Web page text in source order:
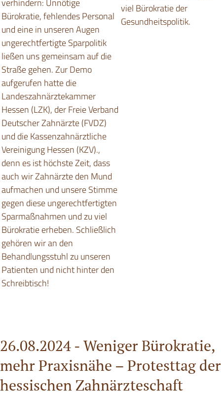
verhindern: Unnötige
Bürokratie, fehlendes Personal
und eine in unseren Augen
ungerechtfertigte Sparpolitik
ließen uns gemeinsam auf die
Straße gehen. Zur Demo
aufgerufen hatte die
Landeszahnärztekammer
Hessen (LZK), der Freie Verband
Deutscher Zahnärzte (FVDZ)
und die Kassenzahnärztliche
Vereinigung Hessen (KZV).,
denn es ist höchste Zeit, dass
auch wir Zahnärzte den Mund
aufmachen und unsere Stimme
gegen diese ungerechtfertigten
Sparmaßnahmen und zu viel
Bürokratie erheben. Schließlich
gehören wir an den
Behandlungsstuhl zu unseren
Patienten und nicht hinter den
Schreibtisch!
viel Bürokratie der
Gesundheitspolitik.
26.08.2024 - Weniger Bürokratie,
mehr Praxisnähe – Protesttag der
hessischen Zahnärzteschaft